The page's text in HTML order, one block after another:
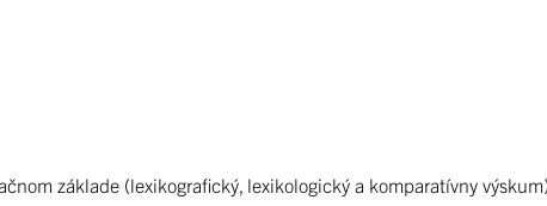
základe (lexikografický, lexikologický a komparatívny